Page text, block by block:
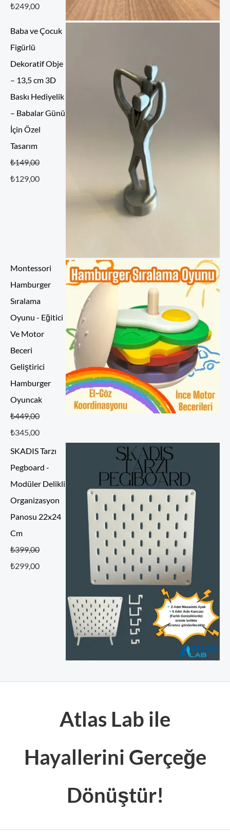
₺249,00
Baba ve Çocuk
Figürlü
Dekoratif Obje
– 13,5 cm 3D
Baskı Hediyelik
– Babalar Günü
İçin Özel
Tasarım
5 üzerinden
₺149,00
₺129,00
Montessori
Hamburger
Sıralama
Oyunu - Eğitici
Ve Motor
Beceri
Geliştirici
Hamburger
Oyuncak
5 üzerinden
₺449,00
₺345,00
SKADIS Tarzı
Pegboard -
Modüler Delikli
Organizasyon
Panosu 22x24
Cm
5 üzerinden
oy aldı
₺399,00
₺299,00
Atlas Lab ile
Hayallerini Gerçeğe
Dönüştür!